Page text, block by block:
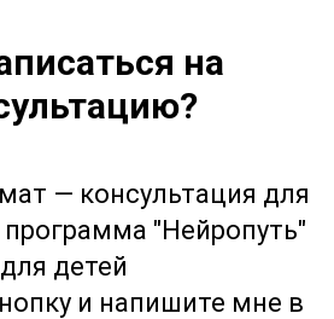
на
— консультация для
"Нейропуть"
для детей
и напишите мне в